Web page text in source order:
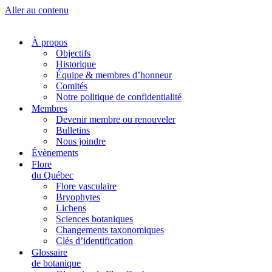
Aller au contenu
À propos
Objectifs
Historique
Équipe & membres d’honneur
Comités
Notre politique de confidentialité
Membres
Devenir membre ou renouveler
Bulletins
Nous joindre
Évènements
Flore
du Québec
Flore vasculaire
Bryophytes
Lichens
Sciences botaniques
Changements taxonomiques
Clés d’identification
Glossaire
de botanique